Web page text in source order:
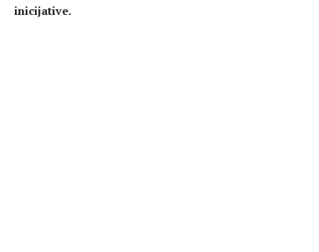
inicijative.